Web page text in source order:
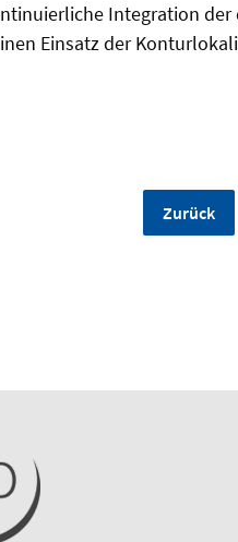
Integration
Einsatz der
Zurück